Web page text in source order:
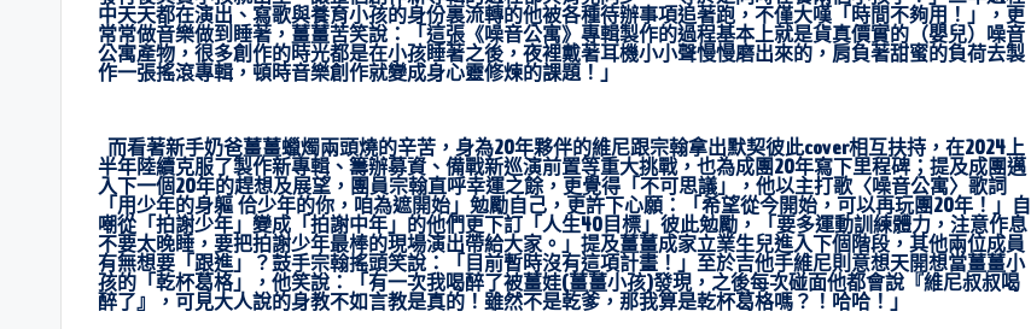
中天天都在演出、寫歌與養育小孩的身份裏流轉的他被各種待辦事項追著跑，不僅大嘆「時間不夠用！」，更
常常做音樂做到睡著，薑薑苦笑說：「這張《噪音公寓》專輯製作的過程基本上就是貨真價實的（嬰兒）噪音
公寓產物，很多創作的時光都是在小孩睡著之後，夜裡戴著耳機小小聲慢慢磨出來的，肩負著甜蜜的負荷去製
作一張搖滾專輯，頓時音樂創作就變成身心靈修煉的課題！」
而看著新手奶爸薑薑蠟燭兩頭燒的辛苦，身為20年夥伴的維尼跟宗翰拿出默契彼此cover相互扶持，在2024上
半年陸續克服了製作新專輯、籌辦募資、備戰新巡演前置等重大挑戰，也為成團20年寫下里程碑；提及成團邁
入下一個20年的趕想及展望，團員宗翰直呼幸運之餘，更覺得「不可思議」，他以主打歌〈噪音公寓〉歌詞
「用少年的身軀 佮少年的你，咱為遮開始」勉勵自己，更許下心願：「希望從今開始，可以再玩團20年！」自
嘲從「拍謝少年」變成「拍謝中年」的他們更下訂「人生40目標」彼此勉勵，「要多運動訓練體力，注意作息
不要太晚睡，要把拍謝少年最棒的現場演出帶給大家。」提及薑薑成家立業生兒進入下個階段，其他兩位成員
有無想要「跟進」？鼓手宗翰搖頭笑說：「目前暫時沒有這項計畫！」至於吉他手維尼則意想天開想當薑薑小
孩的「乾杯葛格」，他笑說：「有一次我喝醉了被薑娃(薑薑小孩)發現，之後每次碰面他都會說『維尼叔叔喝
醉了』，可見大人說的身教不如言教是真的！雖然不是乾爹，那我算是乾杯葛格嗎？！哈哈！」